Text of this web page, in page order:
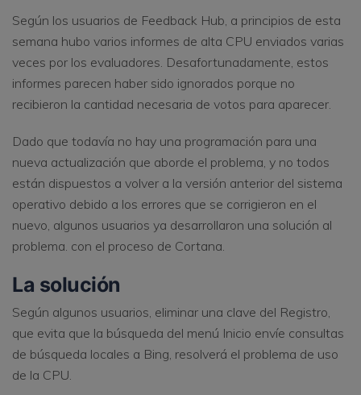
Según los usuarios de Feedback Hub, a principios de esta
semana hubo varios informes de alta CPU enviados varias
veces por los evaluadores. Desafortunadamente, estos
informes parecen haber sido ignorados porque no
recibieron la cantidad necesaria de votos para aparecer.
Dado que todavía no hay una programación para una
nueva actualización que aborde el problema, y ​​no todos
están dispuestos a volver a la versión anterior del sistema
operativo debido a los errores que se corrigieron en el
nuevo, algunos usuarios ya desarrollaron una solución al
problema. con el proceso de Cortana.
La solución
Según algunos usuarios, eliminar una clave del Registro,
que evita que la búsqueda del menú Inicio envíe consultas
de búsqueda locales a Bing, resolverá el problema de uso
de la CPU.